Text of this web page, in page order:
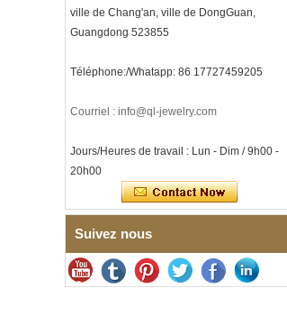
OEM ODM, vente en gros d'
céramique de zircone noire
316L, bracelet à maillons
magnétiques et germanium
intégrées
Bracelet pour femme en acier
inoxydable 316L en
céramique bleu saphir,
certifié EN1811 avec fermoir
à double pression sans
couture
ville de Chang'an, ville de DongGuan,
Guangdong 523855
Téléphone:/Whatapp: 86 17727459205
Courriel : info@ql-jewelry.com
Jours/Heures de travail : Lun - Dim / 9h00 -
20h00
Suivez nous